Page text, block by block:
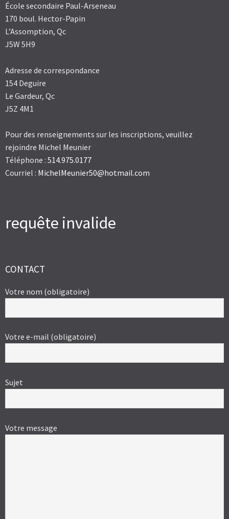
École secondaire Paul-Arseneau
170 boul. Hector-Papin
L’Assomption, Qc
J5W 5H9
Adresse de correspondance
154 Deguire
Le Gardeur, Qc
J5Z 4M1
Pour des renseignements sur les inscriptions, veuillez
rejoindre Michel Meunier
Téléphone : 514.975.0177
Courriel : MichelMeunier50@hotmail.com
requête invalide
CONTACT
Votre nom (obligatoire)
Votre e-mail (obligatoire)
Sujet
Votre message